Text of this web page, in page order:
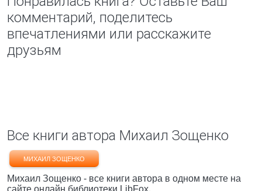
комментарий, поделитесь
впечатлениями или расскажите
друзьям
Все книги автора Михаил Зощенко
МИХАИЛ ЗОЩЕНКО
Михаил Зощенко - все книги автора в одном месте на
сайте онлайн библиотеки LibFox.